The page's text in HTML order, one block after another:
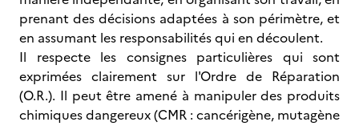
prenant des décisions adaptées à son périmètre, et
en assumant les responsabilités qui en découlent.
Il respecte les consignes particulières qui sont
exprimées clairement sur l'Ordre de Réparation
(O.R.). Il peut être amené à manipuler des produits
chimiques dangereux (CMR : cancérigène, mutagène